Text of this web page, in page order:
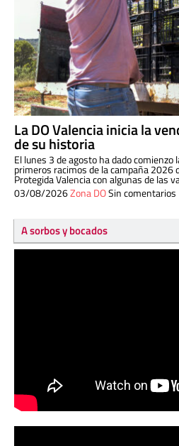
La DO Valencia inicia la
de su historia
El lunes 3 de agosto ha dado comienzo
primeros racimos de la campaña 2026
Protegida Valencia con algunas de las
03/08/2026Zona DOSin comentarios
A sorbos y bocados